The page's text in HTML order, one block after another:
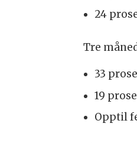
24
Tre
33
19
Opptil